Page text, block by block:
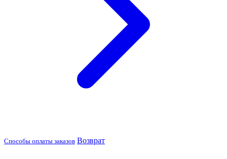
Способы оплаты заказов Возврат